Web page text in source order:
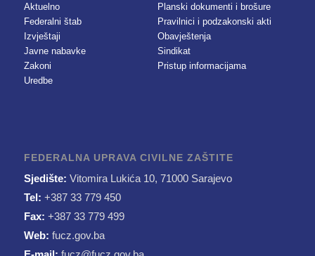
Aktuelno
Federalni štab
Izvještaji
Javne nabavke
Zakoni
Uredbe
Planski dokumenti i brošure
Pravilnici i podzakonski akti
Obavještenja
Sindikat
Pristup informacijama
FEDERALNA UPRAVA CIVILNE ZAŠTITE
Sjedište: Vitomira Lukića 10, 71000 Sarajevo
Tel: +387 33 779 450
Fax: +387 33 779 499
Web: fucz.gov.ba